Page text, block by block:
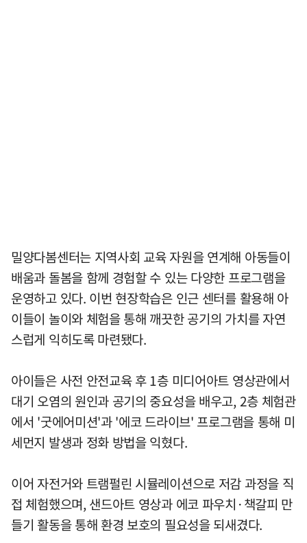
밀양다봄센터는 지역사회 교육 자원을 연계해 아동들이
배움과 돌봄을 함께 경험할 수 있는 다양한 프로그램을
운영하고 있다. 이번 현장학습은 인근 센터를 활용해 아
이들이 놀이와 체험을 통해 깨끗한 공기의 가치를 자연
스럽게 익히도록 마련됐다.
아이들은 사전 안전교육 후 1층 미디어아트 영상관에서
대기 오염의 원인과 공기의 중요성을 배우고, 2층 체험관
에서 '굿에어미션'과 '에코 드라이브' 프로그램을 통해 미
세먼지 발생과 정화 방법을 익혔다.
이어 자전거와 트램펄린 시뮬레이션으로 저감 과정을 직
접 체험했으며, 샌드아트 영상과 에코 파우치·책갈피 만
들기 활동을 통해 환경 보호의 필요성을 되새겼다.